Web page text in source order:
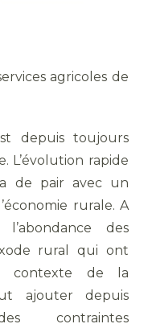
agricoles de
depuis toujours
L’évolution rapide
de pair avec un
rurale. A
l’abondance des
rural qui ont
contexte de la
ajouter depuis
contraintes